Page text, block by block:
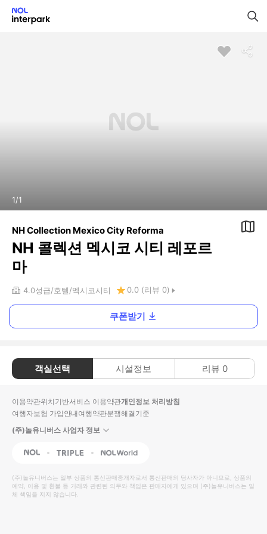
1/1
NH Collection Mexico City Reforma
NH 콜렉션 멕시코 시티 레포르
마
4.0성급 호텔 멕시코시티 0.0 (리뷰 0)
쿠폰받기
객실선택 시설정보 리뷰 0
이용약관위치기반서비스 이용약관개인정보 처리방침
여행자보험 가입안내여행약관분쟁해결기준
(주)놀유니버스 사업자 정보
NOL Triple Interpark Global
(주)놀유니버스는 일부 상품의 통신판매중개자로서 통신판매의 당사자가 아니므로, 상품의
예약, 이용 및 환불 등 거래와 관련된 의무와 책임은 판매자에게 있으며 (주)놀유니버스는 일
체 책임을 지지 않습니다.